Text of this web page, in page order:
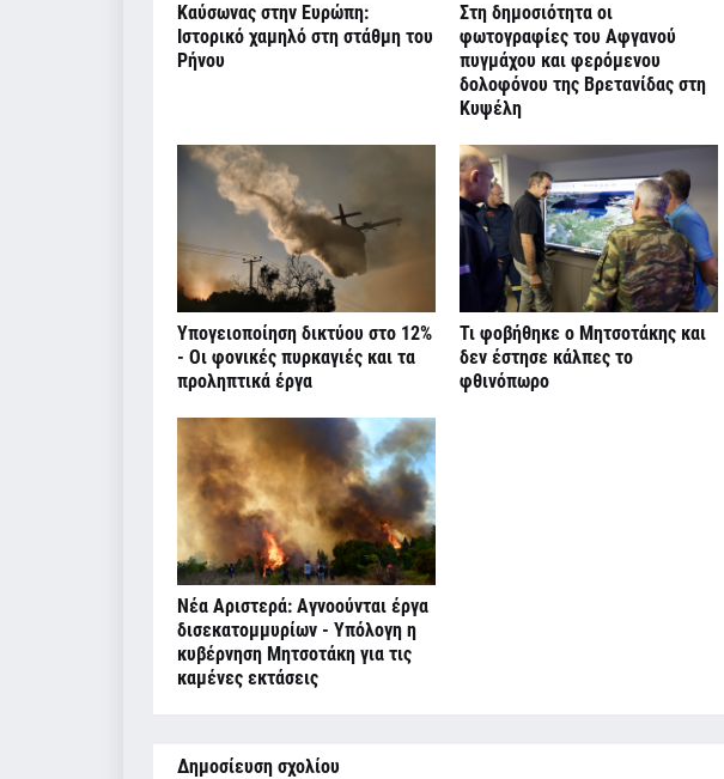
Καύσωνας στην Ευρώπη:
Ιστορικό χαμηλό στη στάθμη του
Ρήνου
Στη δημοσιότητα οι
φωτογραφίες του Αφγανού
πυγμάχου και φερόμενου
δολοφόνου της Βρετανίδας στη
Κυψέλη
Υπογειοποίηση δικτύου στο 12%
- Οι φονικές πυρκαγιές και τα
προληπτικά έργα
Τι φοβήθηκε ο Μητσοτάκης και
δεν έστησε κάλπες το
φθινόπωρο
Νέα Αριστερά: Αγνοούνται έργα
δισεκατομμυρίων - Υπόλογη η
κυβέρνηση Μητσοτάκη για τις
καμένες εκτάσεις
Δημοσίευση σχολίου